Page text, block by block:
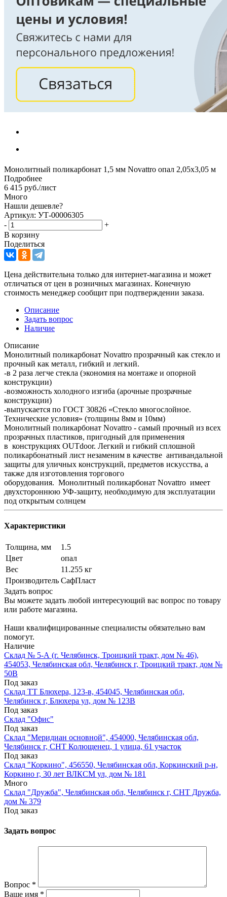
Монолитный поликарбонат 1,5 мм Novattro опал 2,05х3,05 м
Подробнее
6 415 руб./лист
Много
Нашли дешевле?
Артикул: УТ-00006305
-
+
В корзину
Поделиться
Цена действительна только для интернет-магазина и может
отличаться от цен в розничных магазинах. Конечную
стоимость менеджер сообщит при подтверждении заказа.
Описание
Задать вопрос
Наличие
Описание
Монолитный поликарбонат Novattro прозрачный как стекло и
прочный как металл, гибкий и легкий.
-в 2 раза легче стекла (экономия на монтаже и опорной
конструкции)
-возможность холодного изгиба (арочные прозрачные
конструкции)
-выпускается по ГОСТ 30826 «Стекло многослойное.
Технические условия» (толщины 8мм и 10мм)
Монолитный поликарбонат Novattro - самый прочный из всех
прозрачных пластиков, пригодный для применения
в конструкциях OUTdoor. Легкий и гибкий сплошной
поликарбонатный лист незаменим в качестве антивандальной
защиты для уличных конструкций, предметов искусства, а
также для изготовления торгового
оборудования. Монолитный поликарбонат Novattro имеет
двухстороннюю УФ-защиту, необходимую для эксплуатации
под открытым солнцем
Характеристики
Толщина, мм
1.5
Цвет
опал
Вес
11.255 кг
Производитель СафПласт
Задать вопрос
Вы можете задать любой интересующий вас вопрос по товару
или работе магазина.
Наши квалифицированные специалисты обязательно вам
помогут.
Наличие
Склад № 5-А (г. Челябинск, Троицкий тракт, дом № 46),
454053, Челябинская обл, Челябинск г, Троицкий тракт, дом №
50В
Под заказ
Склад ТТ Блюхера, 123-в, 454045, Челябинская обл,
Челябинск г, Блюхера ул, дом № 123В
Под заказ
Склад "Офис"
Под заказ
Склад "Меридиан основной", 454000, Челябинская обл,
Челябинск г, СНТ Колющенец, 1 улица, 61 участок
Под заказ
Склад "Коркино", 456550, Челябинская обл, Коркинский р-н,
Коркино г, 30 лет ВЛКСМ ул, дом № 181
Много
Склад "Дружба", Челябинская обл, Челябинск г, СНТ Дружба,
дом № 379
Под заказ
Задать вопрос
Вопрос *
Ваше имя *